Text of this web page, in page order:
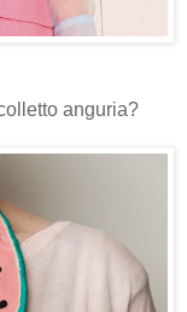
anguria?